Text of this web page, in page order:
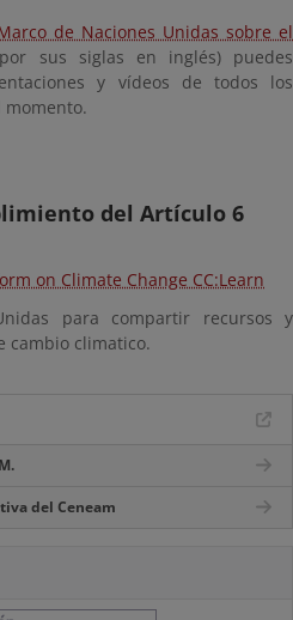
de Naciones Unidas sobre el
por sus siglas en inglés) puedes
y vídeos de todos los
momento.
del Artículo 6
on Climate Change CC:Learn
para compartir recursos y
cambio climatico.
del Ceneam